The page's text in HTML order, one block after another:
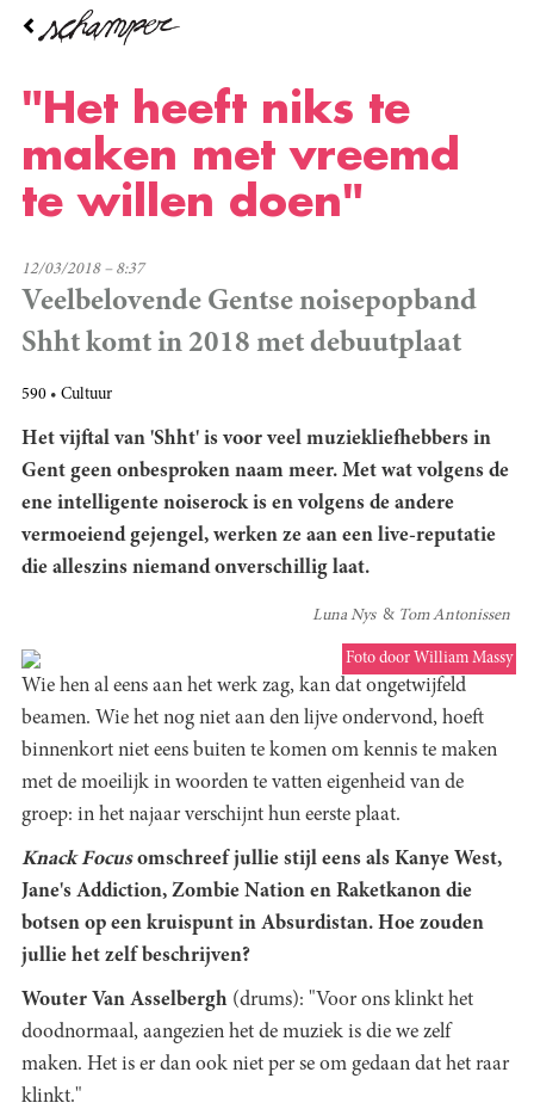
Overslaan
inhoud
"Het heeft niks te
maken met vreemd
te willen doen"
12/03/2018 – 8:37
Veelbelovende Gentse noisepopband
Shht komt in 2018 met debuutplaat
590 Cultuur
Het vijftal van 'Shht' is voor veel muziekliefhebbers in
Gent geen onbesproken naam meer. Met wat volgens de
ene intelligente noiserock is en volgens de andere
vermoeiend gejengel, werken ze aan een live-reputatie
die alleszins niemand onverschillig laat.
Luna Nys Tom Antonissen
Foto door William Massy
Wie hen al eens aan het werk zag, kan dat ongetwijfeld
beamen. Wie het nog niet aan den lijve ondervond, hoeft
binnenkort niet eens buiten te komen om kennis te maken
met de moeilijk in woorden te vatten eigenheid van de
groep: in het najaar verschijnt hun eerste plaat.
Knack Focusomschreef jullie stijl eens als Kanye West,
Jane's Addiction, Zombie Nation en Raketkanon die
botsen op een kruispunt in Absurdistan. Hoe zouden
jullie het zelf beschrijven?
Wouter Van Asselbergh (drums): "Voor ons klinkt het
doodnormaal, aangezien het de muziek is die we zelf
maken. Het is er dan ook niet per se om gedaan dat het raar
klinkt."